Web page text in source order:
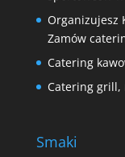
Organizujesz
Zamów
Catering
Catering grill,
Smaki